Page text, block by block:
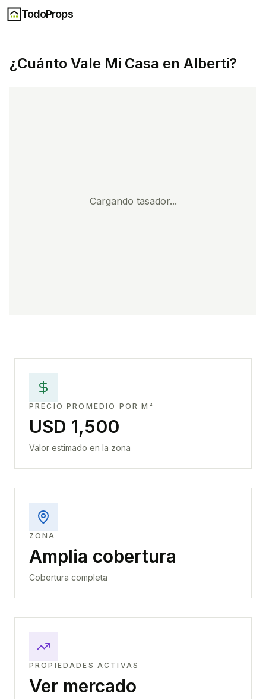
TodoProps
¿Cuánto Vale Mi Casa en Alberti?
Cargando tasador...
PRECIO PROMEDIO POR M²
USD 1,500
Valor estimado en la zona
ZONA
Amplia cobertura
Cobertura completa
PROPIEDADES ACTIVAS
Ver mercado